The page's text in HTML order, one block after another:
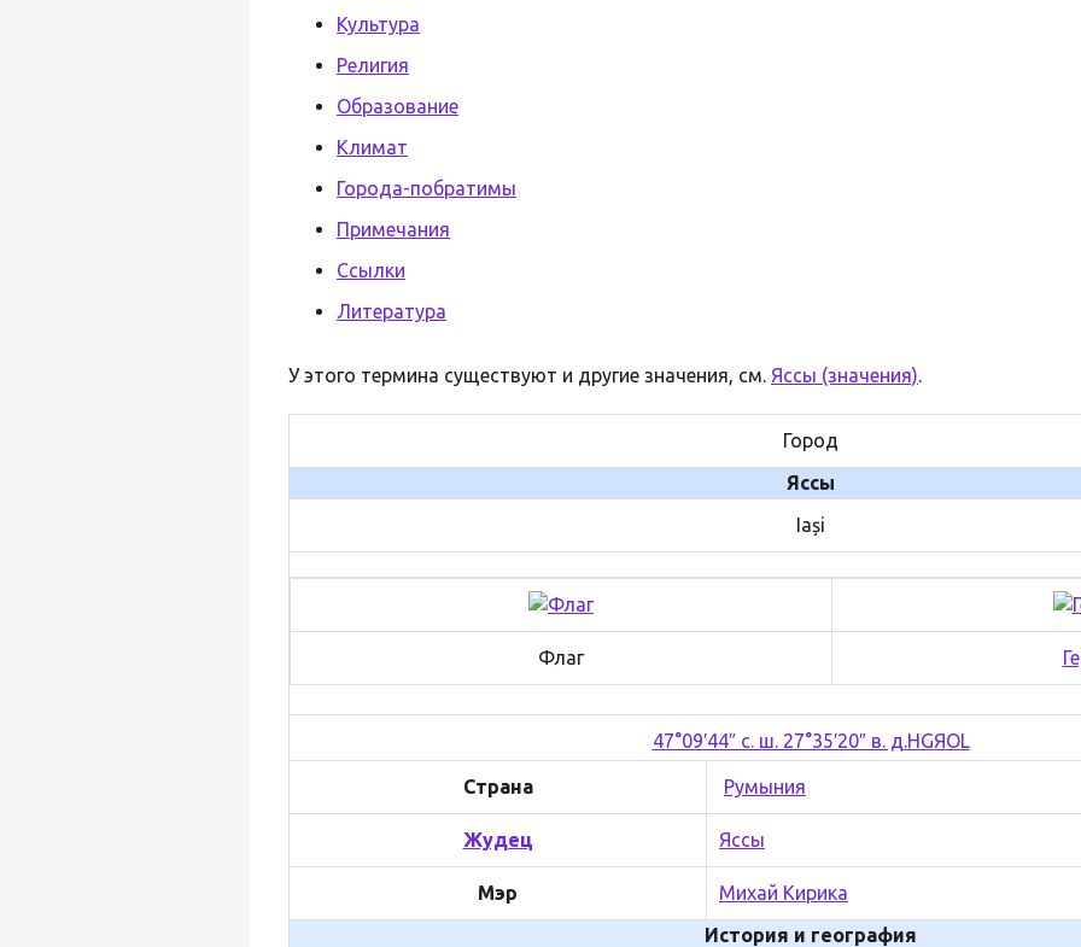
Культура
Религия
Образование
Климат
Города-побратимы
Примечания
Ссылки
Литература
У этого термина существуют и другие значения, см. Яссы (значения).
Город
Яссы
Iași
Флаг
47°09′44″ с. ш. 27°35′20″ в. д.HGЯOL
Страна Румыния
Жудец Яссы
Мэр
Михай Кирика
История и география